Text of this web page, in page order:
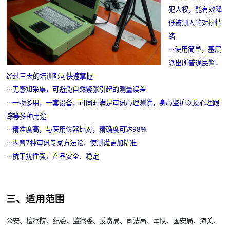
犯人权，能有效降
低被测人的对抗情
绪
···使用简单，基层
派出所普通民警，
经过三天的培训都可快速掌握
···无感知采集，可避免自然紧张引起的测量误差
···一物多用，一套设备，可同时满足审讯心理测谎，身心监护以及心理跟
踪等多种用途
···精准度高，与医用仪器比对，精确度可达98%
···内置7种审讯专家方法论，使测谎更加精准
···抗干扰性强，产品安全、稳定
三、适用范围
公安、检察院、纪委、监察委、反贪局、司法局、军队、国安局、海关、